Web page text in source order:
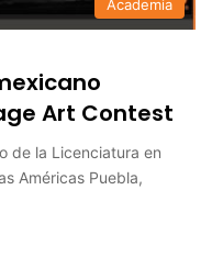
Academia
Art Contest
de la Licenciatura en
Américas Puebla,